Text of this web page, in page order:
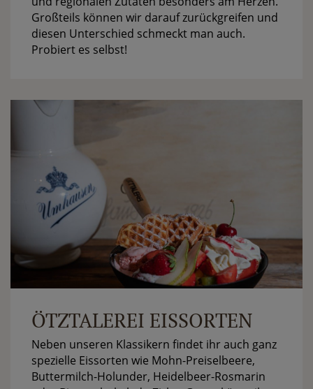
Großteils können wir darauf zurückgreifen und
diesen Unterschied schmeckt man auch.
Probiert es selbst!
ÖTZTALEREI EISSORTEN
Neben unseren Klassikern findet ihr auch ganz
spezielle Eissorten wie Mohn-Preiselbeere,
Buttermilch-Holunder, Heidelbeer-Rosmarin